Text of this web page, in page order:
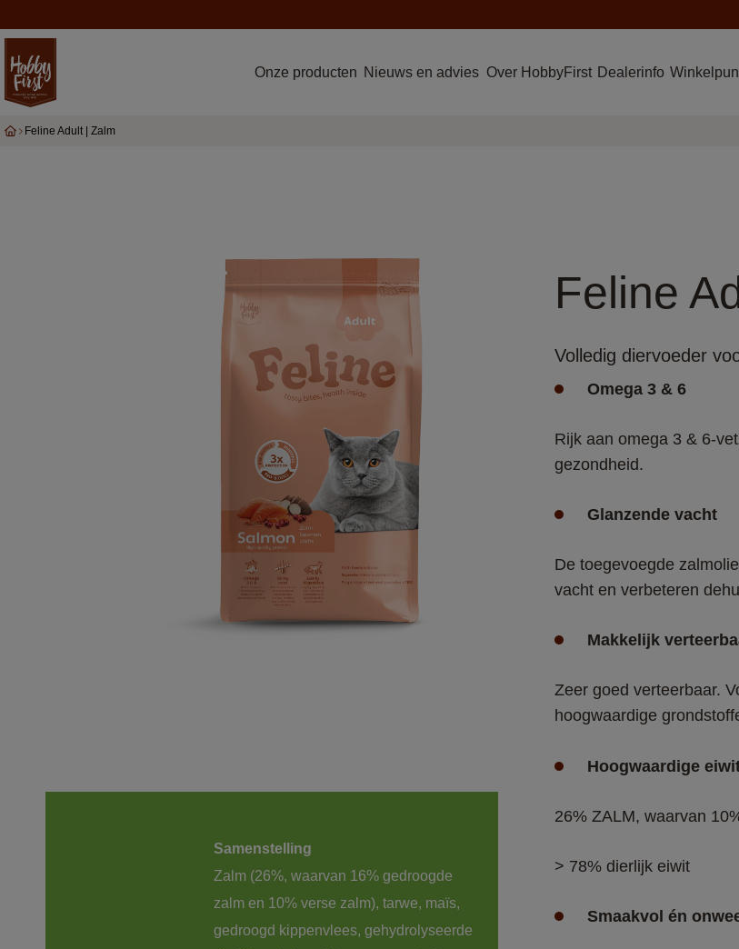
Onze producten Nieuws en advies Over HobbyFirst Dealerinfo
Feline Adult | Zalm
Samenstelling
Zalm (26%, waarvan 16% gedroogde
zalm en 10% verse zalm), tarwe, maïs,
gedroogd kippenvlees, gehydrolyseerde
Feline
Volledig diervoeder
Omega 3 & 6
Rijk aan omega 3 & 6-
gezondheid.​
Glanzende vacht
De toegevoegde
vacht en verbeteren
Makkelijk
Zeer goed verteerbaar.
hoogwaardige
Hoogwaardige
26% ZALM, waarvan
> 78% dierlijk eiwit
Smaakvol én